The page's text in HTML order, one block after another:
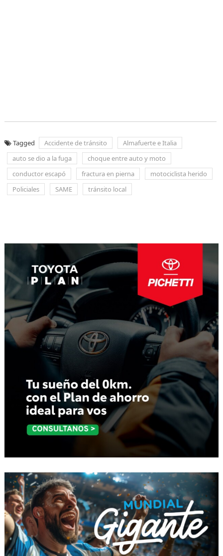
Tagged Accidente de tránsito
Almafuerte e Italia
auto se dio a la fuga
choque entre auto y moto
conductor escapó
fractura en pierna
motociclista herido
Policiales
SAME tránsito local
entradas